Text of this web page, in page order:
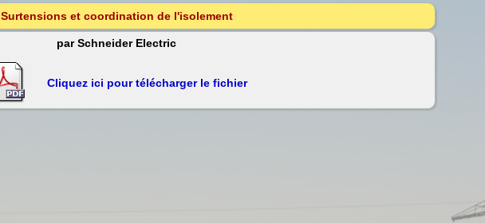
Surtensions et coordination de l'isolement
par Schneider Electric
Cliquez ici pour télécharger le fichier